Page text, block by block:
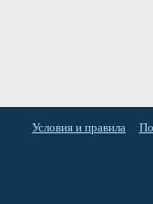
Условия и правила